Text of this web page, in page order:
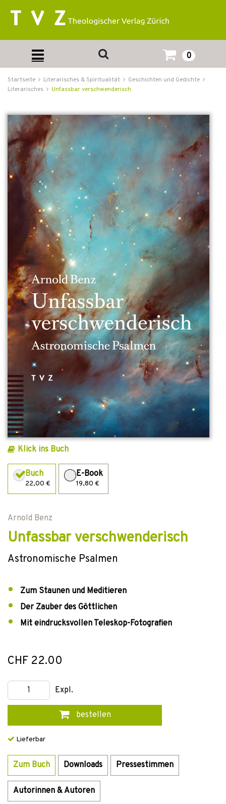
0
Startseite Literarisches & Spiritualität
Geschichten und Gedichte
Literarisches
Unfassbar verschwenderisch
Klick ins Buch
Buch
22,00 €
E-Book
19,80 €
Arnold Benz
Unfassbar verschwenderisch
Astronomische Psalmen
Zum Staunen und Meditieren
Der Zauber des Göttlichen
Mit eindrucksvollen Teleskop-Fotografien
CHF 22.00
Expl.
bestellen
Lieferbar
Zum Buch Downloads Pressestimmen
Autorinnen & Autoren